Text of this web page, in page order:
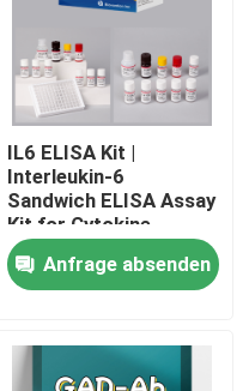
IL6 ELISA Kit |
Interleukin-6
Sandwich ELISA Assay
Kit for Cytokine
Quantitative Detection
in Biological Samples,
Serum, Plasma, Cell
Anfrage absenden